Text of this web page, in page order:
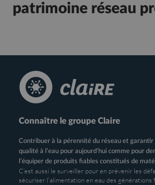
patrimoine réseau
Connaître le groupe Claire
Contribuer à la pérennité du réseau et garantir
qualité à l’eau pour aujourd’hui comme pour
l’équiper de produits fiables constitués de
C’est aussi le surveiller pour en prévenir les
sécuriser l’alimentation en eau des générations